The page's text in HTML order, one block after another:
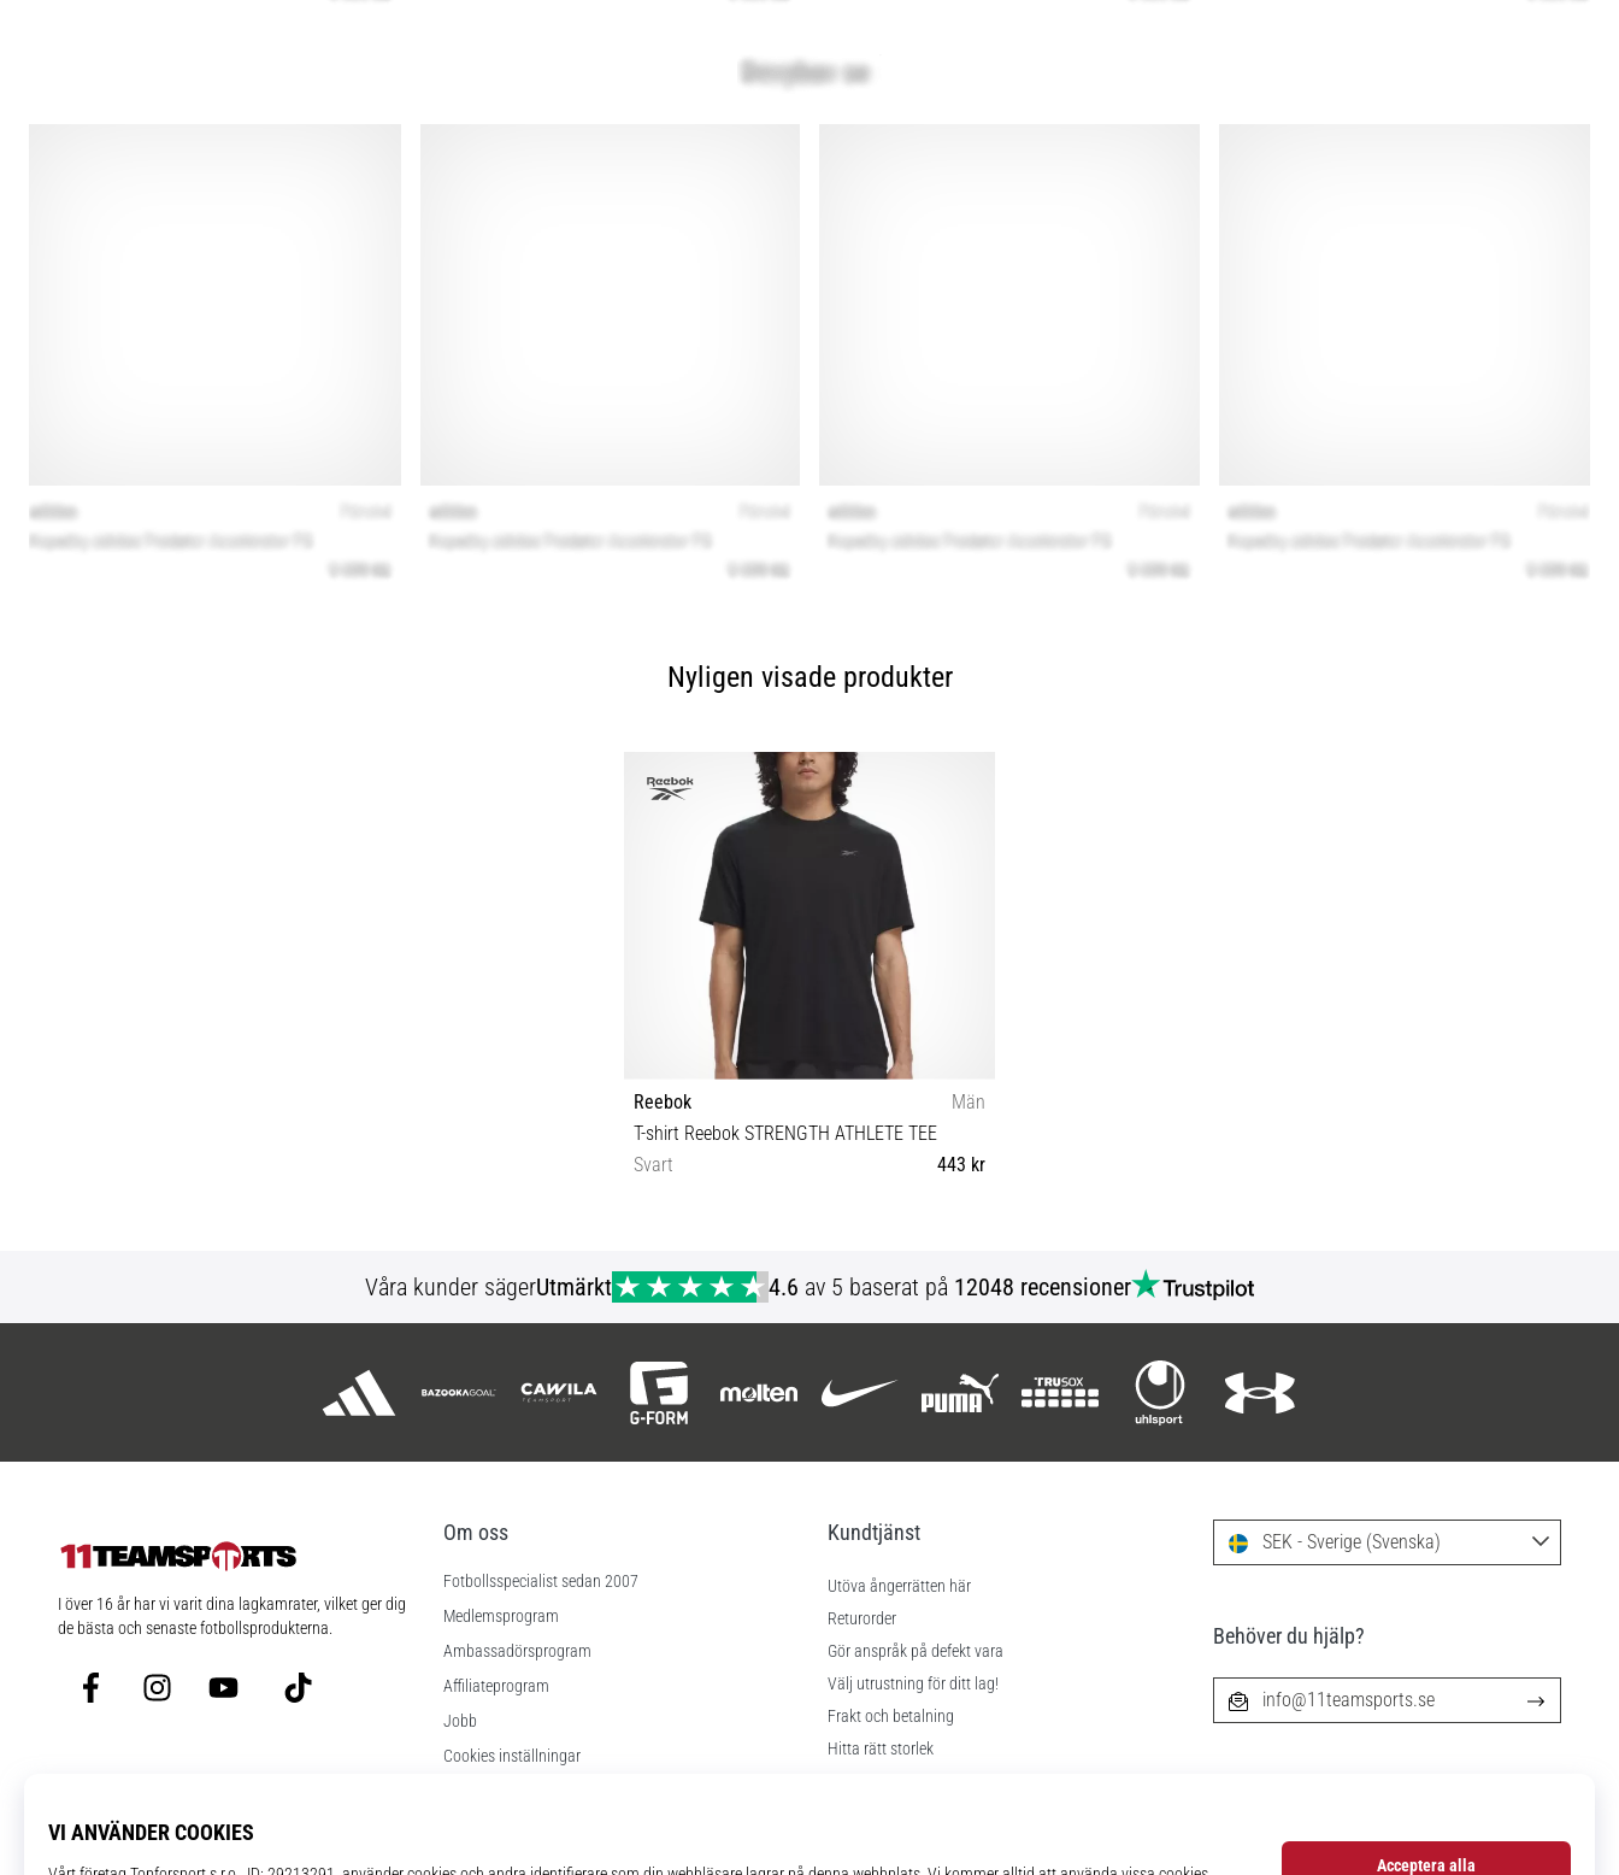
Nyligen visade produkter
Reebok
Män
T-shirt Reebok STRENGTH ATHLETE TEE
Svart
443 kr
Våra kunder sägerUtmärkt 4.6 av 5 baserat på 12048 recensioner
11teamsports.se
I över 16 år har vi varit dina lagkamrater, vilket ger dig
de bästa och senaste fotbollsprodukterna.
FacebookInstagramYouTubeTikTok
Om oss
Fotbollsspecialist sedan 2007
Medlemsprogram
Ambassadörsprogram
Affiliateprogram
Jobb
Cookies inställningar
Kundtjänst
Utöva ångerrätten här
Returorder
Gör anspråk på defekt vara
Välj utrustning för ditt lag!
Frakt och betalning
Hitta rätt storlek
SEK - Sverige (Svenska)
Behöver du hjälp?
info@11teamsports.se